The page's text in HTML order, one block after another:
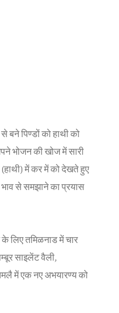
बने प‍िण्‍डों को हाथी को
भोजन की खोज में सारी
में कर में को देखते हुए
भाव से समझाने का प्रयास
ल‍िए तम‍िळनाड में चार
साइलेंट वैली,
में एक नए अभयारण्‍य को